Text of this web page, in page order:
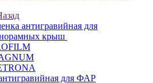
антигравийная для
крыш
для ФАР